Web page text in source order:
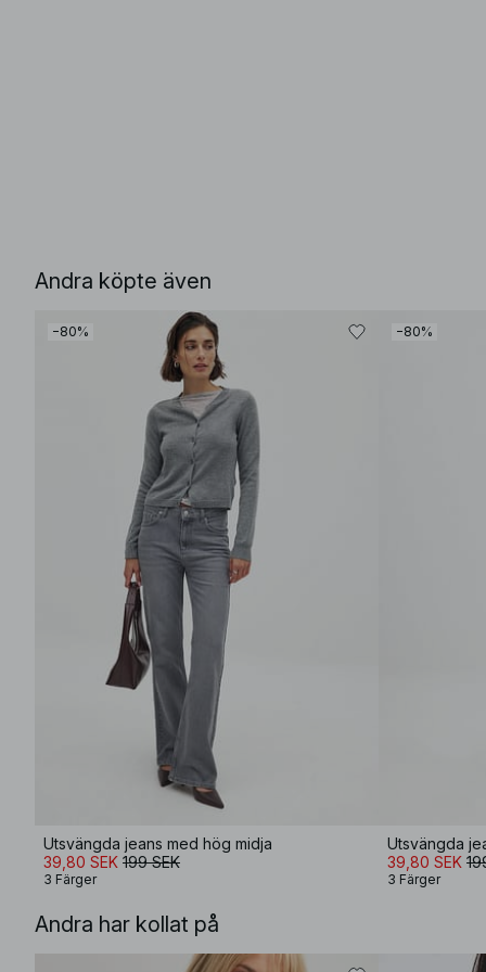
Andra köpte även
−80%
Utsvängda jeans med hög midja
39,80 SEK 199 SEK
3 Färger
−80%
Utsvängda
39,80 SEK
3 Färger
Andra har kollat på